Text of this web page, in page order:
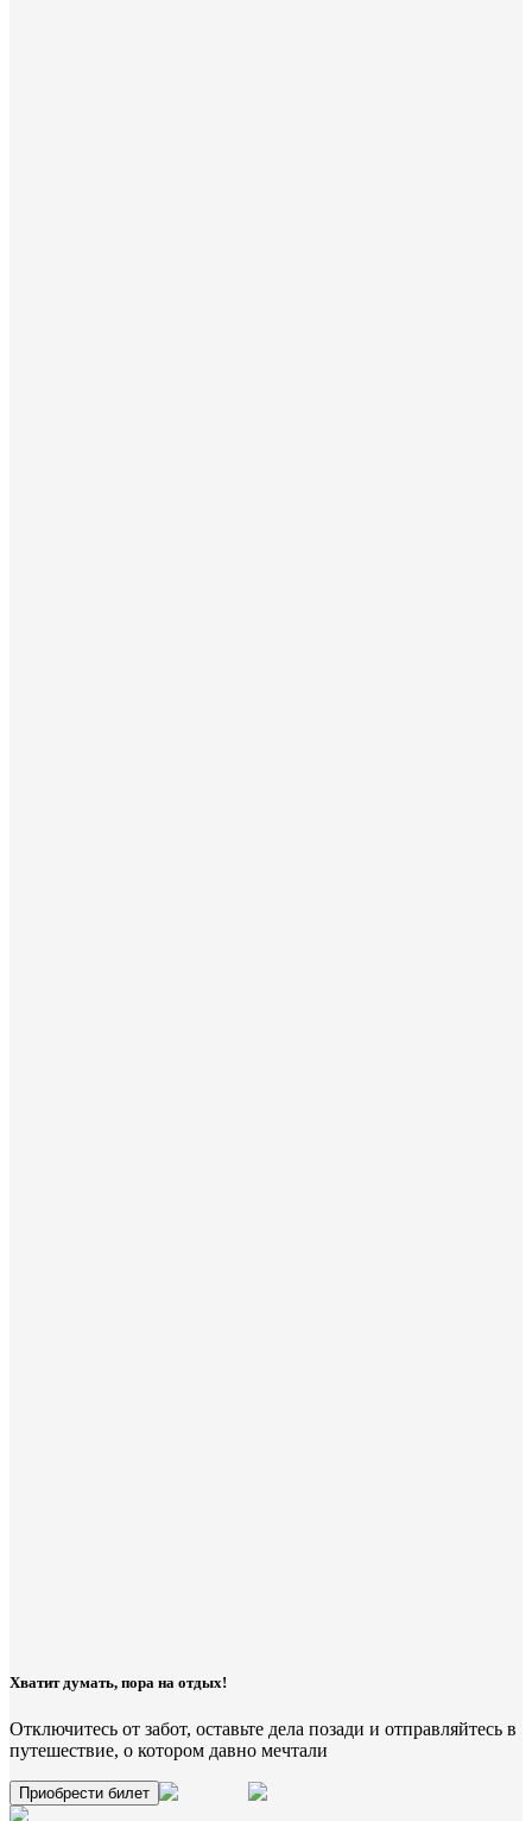
Хватит думать, пора на отдых!
Отключитесь от забот, оставьте дела позади и отправляйтесь в
путешествие, о котором давно мечтали
Приобрести билет